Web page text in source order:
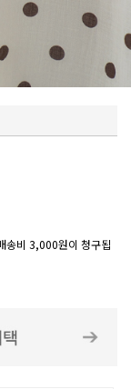
송비 3,000원이 청구됩